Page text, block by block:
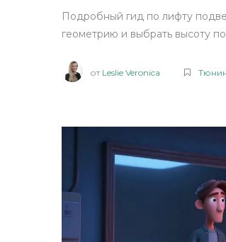
Подробный гид по лифту
геометрию и выбрать высоту
от Leslie Veronica